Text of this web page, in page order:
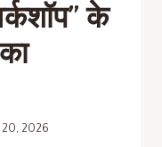
के
20, 2026